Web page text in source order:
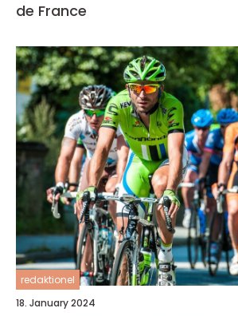
de France
redaktionel
18. January 2024